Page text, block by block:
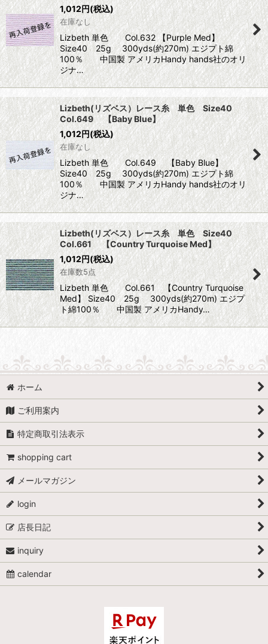
1,012円(税込)
在庫なし
Lizbeth 単色 Col.632 【Purple Med】
Size40 25g 300yds(約270m) エジプト綿
100％ 中国製 アメリカHandy hands社のオリ
ジナ…
Lizbeth(リズベス）レース糸 単色 Size40
Col.649 【Baby Blue】
1,012円(税込)
在庫なし
Lizbeth 単色 Col.649 【Baby Blue】
Size40 25g 300yds(約270m) エジプト綿
100％ 中国製 アメリカHandy hands社のオリ
ジナ…
Lizbeth(リズベス）レース糸 単色 Size40
Col.661 【Country Turquoise Med】
1,012円(税込)
在庫数5点
Lizbeth 単色 Col.661 【Country Turquoise
Med】 Size40 25g 300yds(約270m) エジプ
ト綿100％ 中国製 アメリカHandy…
ホーム
ご利用案内
特定商取引法表示
shopping cart
メールマガジン
login
店長日記
inquiry
calendar